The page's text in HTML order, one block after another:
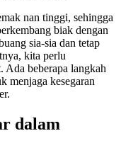
nan tinggi, sehingga
biak dengan
sia-sia dan tetap
kita perlu
Ada beberapa langkah
menjaga kesegaran
dalam